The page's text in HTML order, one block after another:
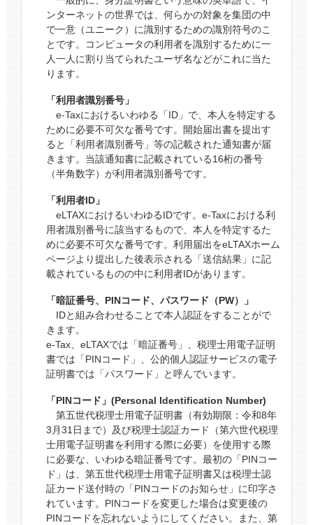
ンターネットの世界では、何らかの対象を集団の中
で一意（ユニーク）に識別するための識別符号のこ
とです。コンピュータの利用者を識別するために一
人一人に割り当てられたユーザ名などがこれに当た
ります。
「利用者識別番号」
e-Taxにおけるいわゆる「ID」で、本人を特定する
ために必要不可欠な番号です。開始届出書を提出す
ると「利用者識別番号」等の記載された通知書が届
きます。当該通知書に記載されている16桁の番号
（半角数字）が利用者識別番号です。
「利用者ID」
eLTAXにおけるいわゆるIDです。e-Taxにおける利
用者識別番号に該当するもので、本人を特定するた
めに必要不可欠な番号です。利用届出をeLTAXホーム
ページより提出した後表示される「送信結果」に記
載されているものの中に利用者IDがあります。
「暗証番号、PINコード、パスワード（PW）」
IDと組み合わせることで本人認証をすることがで
きます。
e-Tax、eLTAXでは「暗証番号」、税理士用電子証明
書では「PINコード」、公的個人認証サービスの電子
証明書では「パスワード」と呼んでいます。
「PINコード」(Personal Identification Number)
第五世代税理士用電子証明書（有効期限：令和8年
3月31日まで）及び税理士認証カード（第六世代税理
士用電子証明書を利用する際に必要）を使用する際
に必要な、いわゆる暗証番号です。最初の「PINコー
ド」は、第五世代税理士用電子証明書又は税理士認
証カード送付時の「PINコードのお知らせ」に印字さ
れています。PINコードを変更した場合は変更後の
PINコードを忘れないようにしてください。また、第